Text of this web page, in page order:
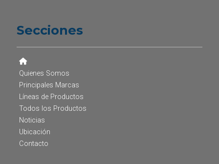
Secciones
Quienes Somos
Principales Marcas
Líneas de Productos
Todos los Productos
Noticias
Ubicación
Contacto